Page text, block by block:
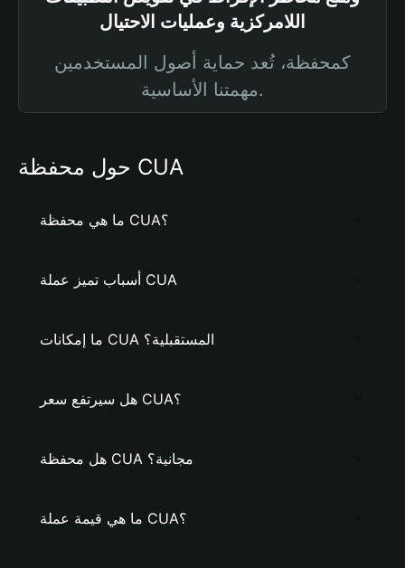
اللامركزية وعمليات الاحتيال
كمحفظة، تُعد حماية أصول المستخدمين
مهمتنا الأساسية.
حول محفظة CUA
ما هي محفظة CUA؟
أسباب تميز عملة CUA
ما إمكانات CUA المستقبلية؟
هل سيرتفع سعر CUA؟
هل محفظة CUA مجانية؟
ما هي قيمة عملة CUA؟